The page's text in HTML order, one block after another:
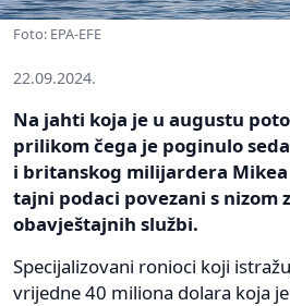
Foto: EPA-EFE
22.09.2024.
Na jahti koja je u augustu
prilikom čega je poginulo
i britanskog milijardera Mikea
tajni podaci povezani s nizom
obavještajnih službi.
Specijalizovani ronioci koji
vrijedne 40 miliona dolara koja